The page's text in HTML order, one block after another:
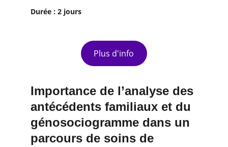
Durée : 2 jours
Plus d'info
Importance de l’analyse des
antécédents familiaux et du
génosociogramme dans un
parcours de soins de